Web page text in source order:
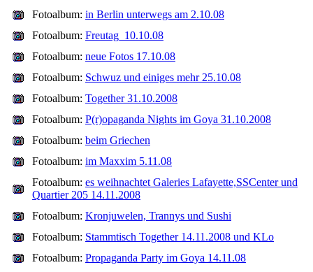
Fotoalbum: in Berlin unterwegs am 2.10.08
Fotoalbum: Freutag_10.10.08
Fotoalbum: neue Fotos 17.10.08
Fotoalbum: Schwuz und einiges mehr 25.10.08
Fotoalbum: Together 31.10.2008
Fotoalbum: P(r)opaganda Nights im Goya 31.10.2008
Fotoalbum: beim Griechen
Fotoalbum: im Maxxim 5.11.08
Fotoalbum: es weihnachtet Galeries Lafayette,SSCenter und
Quartier 205 14.11.2008
Fotoalbum: Kronjuwelen, Trannys und Sushi
Fotoalbum: Stammtisch Together 14.11.2008 und KLo
Fotoalbum: Propaganda Party im Goya 14.11.08